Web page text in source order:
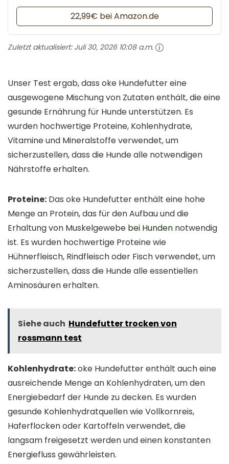
22,99€ bei Amazon.de
Zuletzt aktualisiert: Juli 30, 2026 10:08 a.m.
Unser Test ergab, dass oke Hundefutter eine
ausgewogene Mischung von Zutaten enthält, die eine
gesunde Ernährung für Hunde unterstützen. Es
wurden hochwertige Proteine, Kohlenhydrate,
Vitamine und Mineralstoffe verwendet, um
sicherzustellen, dass die Hunde alle notwendigen
Nährstoffe erhalten.
Proteine: Das oke Hundefutter enthält eine hohe
Menge an Protein, das für den Aufbau und die
Erhaltung von Muskelgewebe bei Hunden notwendig
ist. Es wurden hochwertige Proteine wie
Hühnerfleisch, Rindfleisch oder Fisch verwendet, um
sicherzustellen, dass die Hunde alle essentiellen
Aminosäuren erhalten.
Siehe auch Hundefutter trocken von
rossmann test
Kohlenhydrate:oke Hundefutter enthält auch eine
ausreichende Menge an Kohlenhydraten, um den
Energiebedarf der Hunde zu decken. Es wurden
gesunde Kohlenhydratquellen wie Vollkornreis,
Haferflocken oder Kartoffeln verwendet, die
langsam freigesetzt werden und einen konstanten
Energiefluss gewährleisten.